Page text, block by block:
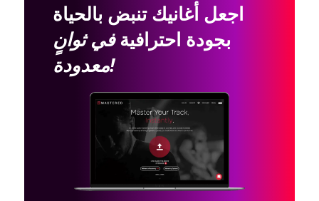
اجعل أغانيك تنبض بالحياة
بجودة احترافيةفي ثوانٍ
معدودة!